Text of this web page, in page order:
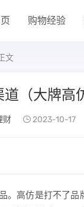
购物经验
文
（大牌高
财 2023-10-17
。高仿是打不了